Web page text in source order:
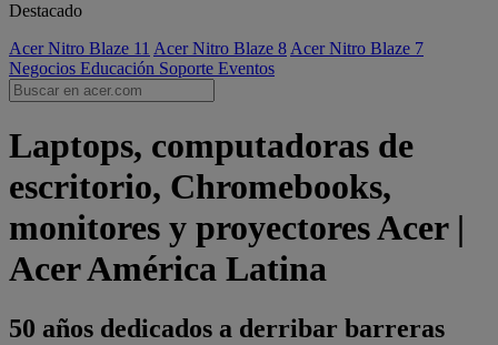
Destacado
Acer Nitro Blaze 11 Acer Nitro Blaze 8 Acer Nitro Blaze 7
Negocios Educación Soporte Eventos
Laptops, computadoras de
escritorio, Chromebooks,
monitores y proyectores Acer |
Acer América Latina
50 años dedicados a derribar barreras